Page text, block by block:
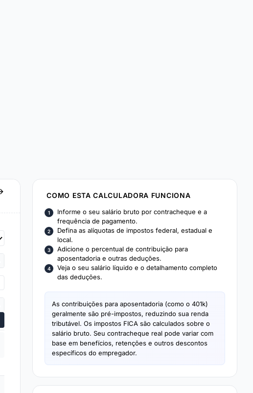
COMO ESTA CALCULADORA FUNCIONA
Informe o seu salário bruto por contracheque e a
frequência de pagamento.
Defina as alíquotas de impostos federal, estadual e
local.
Adicione o percentual de contribuição para
aposentadoria e outras deduções.
Veja o seu salário líquido e o detalhamento completo
das deduções.
As contribuições para aposentadoria (como o 401k)
geralmente são pré-impostos, reduzindo sua renda
tributável. Os impostos FICA são calculados sobre o
salário bruto. Seu contracheque real pode variar com
base em benefícios, retenções e outros descontos
específicos do empregador.